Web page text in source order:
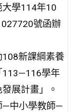
學114年10
號函辦
新課綱素養
113—116學年
展計畫」。
—中小學教師—